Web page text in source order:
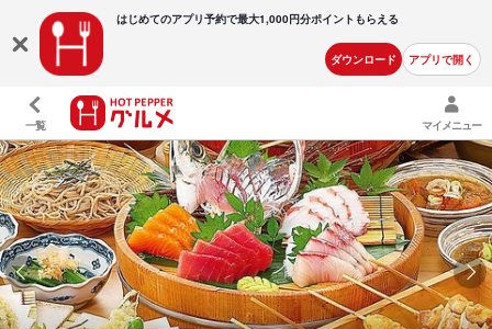
はじめてのアプリ予約で最大1,000円分ポイントもらえる
ダウンロード アプリで開く
一覧 マイメニュー